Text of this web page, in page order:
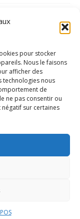
pour stocker
Nous le faisons
afficher des
technologies nous
de
ne pas consentir ou
sur certaines
par